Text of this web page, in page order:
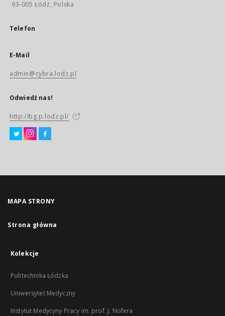
93-005 Łódź, Polska
Telefon
E-Mail
admin@cybra.lodz.pl
Odwiedź nas!
http://bg.p.lodz.pl/
MAPA STRONY
Strona główna
Kolekcje
Politechnika Łódzka
Uniwersytet Medyczny
Instytut Medycyny Pracy im. prof. J. Nofera